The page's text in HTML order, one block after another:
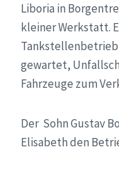
Liboria in
kleiner Werkstatt.
gewartet,
Fahrzeuge zum
Der Sohn Gustav
Elisabeth den